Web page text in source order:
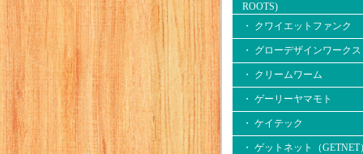
ROOTS)
・ クワイエットファンク
・ グローデザインワークス
・ クリームワーム
・ ゲーリーヤマモト
・ ケイテック
・ ゲットネット（GETNET